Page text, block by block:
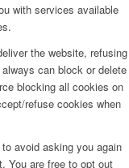
with services available
the website, refusing
can block or delete
blocking all cookies on
refuse cookies when
avoid asking you again
You are free to opt out